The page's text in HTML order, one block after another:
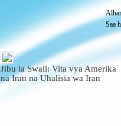
Saa
Jibu la Swali: Vita vya Amerika
na Iran na Uhalisia wa Iran